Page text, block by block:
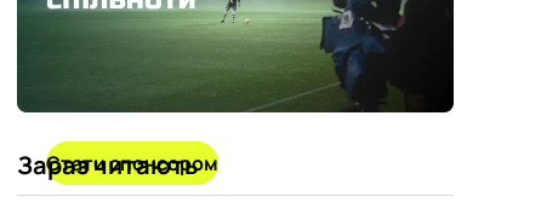
Стати спонсором
Зараз читають